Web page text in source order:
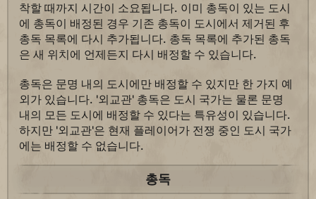
착할 때까지 시간이 소요됩니다. 이미 총독이 있는 도시
에 총독이 배정된 경우 기존 총독이 도시에서 제거된 후
총독 목록에 다시 추가됩니다. 총독 목록에 추가된 총독
은 새 위치에 언제든지 다시 배정할 수 있습니다.
총독은 문명 내의 도시에만 배정할 수 있지만 한 가지 예
외가 있습니다. '외교관' 총독은 도시 국가는 물론 문명
내의 모든 도시에 배정할 수 있다는 특유성이 있습니다.
하지만 '외교관'은 현재 플레이어가 전쟁 중인 도시 국가
에는 배정할 수 없습니다.
총독